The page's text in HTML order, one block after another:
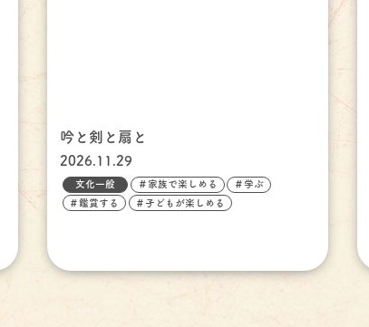
吟と剣と扇と
2026.11.29
文化一般 ＃家族で楽しめる ＃学ぶ
＃鑑賞する ＃子どもが楽しめる